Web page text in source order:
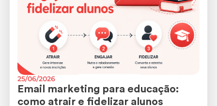
25/06/2026
Email marketing para educação:
como atrair e fidelizar alunos